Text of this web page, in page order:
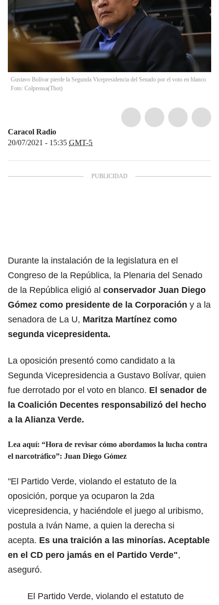
Gustavo Bolívar pierde la Segunda Vicepresidencia del Senado por el voto en blanco.
Foto: Colprensa(Thot)
Caracol Radio
20/07/2021 - 15:35 GMT-5
Durante la instalación de la legislatura en el
Congreso de la República, la Plenaria del Senado
de la República eligió al conservador Juan Diego
Gómez como presidente de la Corporación y a la
senadora de La U, Maritza Martínez como
segunda vicepresidenta.
La oposición presentó como candidato a la
Segunda Vicepresidencia a Gustavo Bolívar, quien
fue derrotado por el voto en blanco. El senador de
la Coalición Decentes responsabilizó del hecho
a la Alianza Verde.
Lea aquí: “Hora de revisar cómo abordamos la lucha contra
el narcotráfico”: Juan Diego Gómez
"El Partido Verde, violando el estatuto de la
oposición, porque ya ocuparon la 2da
vicepresidencia, y haciéndole el juego al uribismo,
postula a Iván Name, a quien la derecha si
acepta. Es una traición a las minorías. Aceptable
en el CD pero jamás en el Partido Verde",
aseguró.
El Partido Verde, violando el estatuto de